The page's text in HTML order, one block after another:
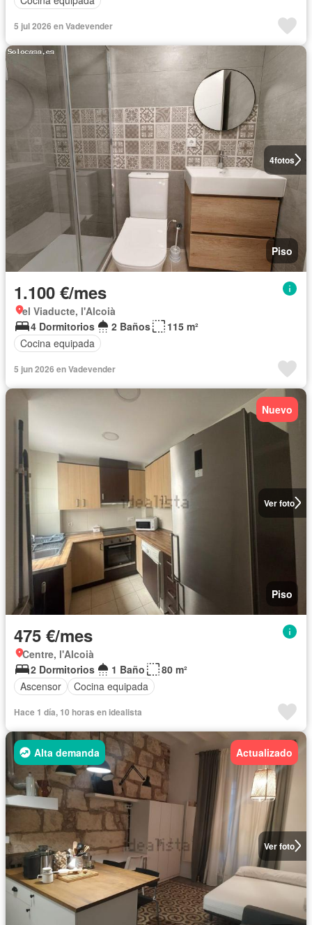
5 jul 2026 en Vadevender
4fotos
Piso
1.100 €/mes
el Viaducte, l'Alcoià
4 Dormitorios
2 Baños
115 m²
Cocina equipada
5 jun 2026 en Vadevender
Ver foto
Nuevo
Piso
475 €/mes
Centre, l'Alcoià
2 Dormitorios
1 Baño
80 m²
Ascensor
Cocina equipada
Hace 1 día, 10 horas en idealista
Ver foto
Alta demanda Actualizado